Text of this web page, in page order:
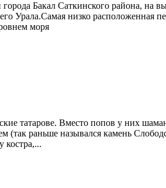
Бакал Саткинского района, на
Урала.Самая низко расположенная
моря
татарове. Вместо попов у них
раньше назывался камень
костра,...